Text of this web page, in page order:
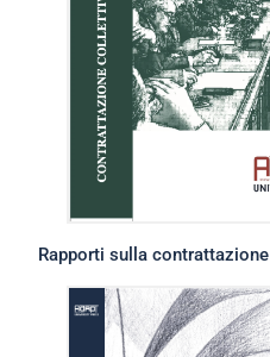
Rapporti sulla contrattazione